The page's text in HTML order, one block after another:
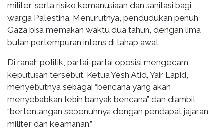
militer, serta risiko kemanusiaan dan sanitasi bagi
warga Palestina. Menurutnya, pendudukan penuh
Gaza bisa memakan waktu dua tahun, dengan lima
bulan pertempuran intens di tahap awal.
Di ranah politik, partai-partai oposisi mengecam
keputusan tersebut. Ketua Yesh Atid, Yair Lapid,
menyebutnya sebagai “bencana yang akan
menyebabkan lebih banyak bencana” dan diambil
“bertentangan sepenuhnya dengan pendapat jajaran
militer dan keamanan.”